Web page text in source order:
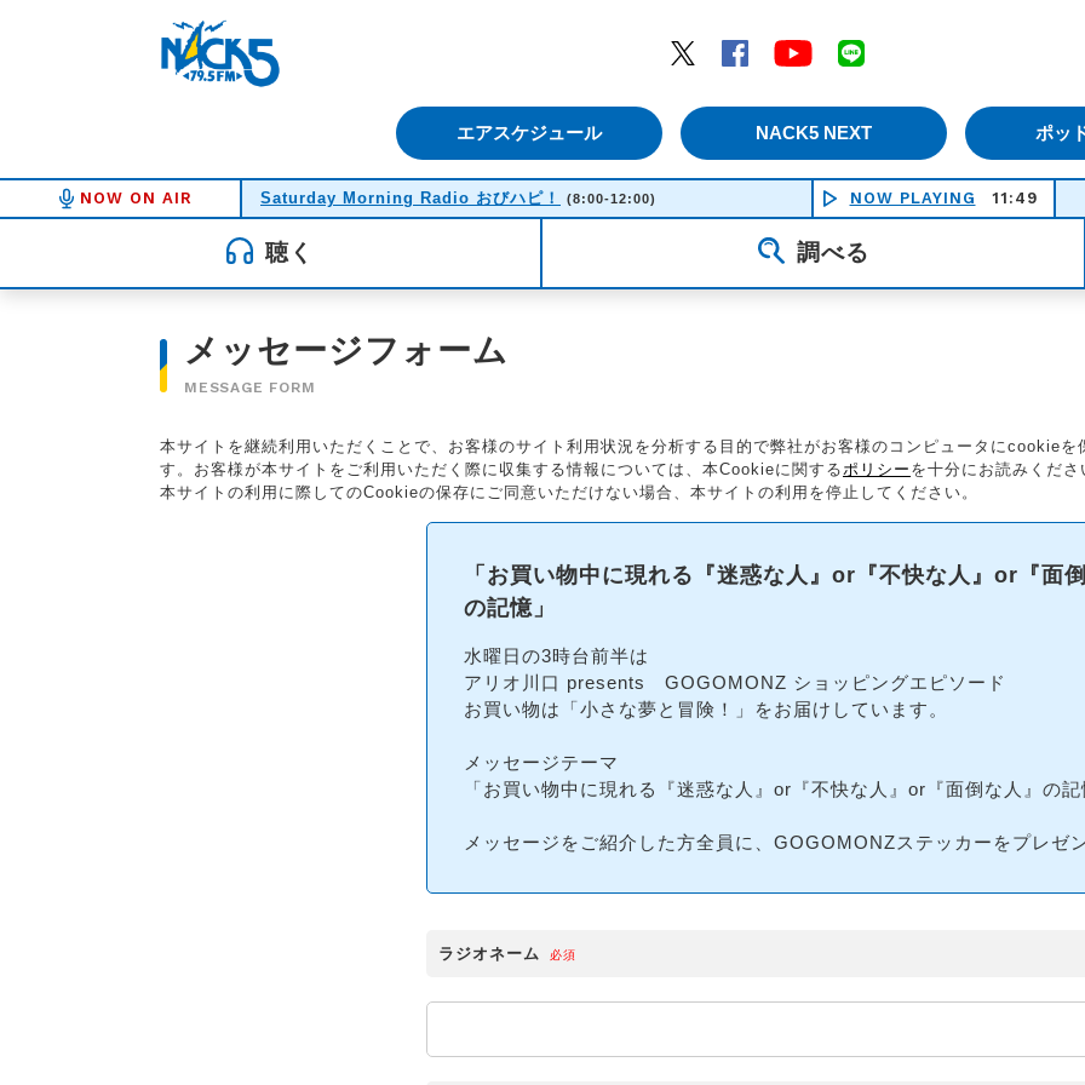
Twitter
Facebook YouTube
エアスケジュール NACK5 NEXT ポッ
NOW ON AIR Saturday Morning Radio おびハピ！ (8:00-12:00) NOW PLAYING 11:49
聴く 調べる
メッセージフォーム
MESSAGE FORM
本サイトを継続利用いただくことで、お客様のサイト利用状況を分析する目的で弊社がお客様のコンピュータにcookieを
す。お客様が本サイトをご利用いただく際に収集する情報については、本Cookieに関するポリシー を十分にお読みくださ
本サイトの利用に際してのCookieの保存にご同意いただけない場合、本サイトの利用を停止してください。
「お買い物中に現れる『迷惑な人』or『不快な人』or『面倒
の記憶」
水曜日の3時台前半は
アリオ川口 presents GOGOMONZ ショッピングエピソード
お買い物は「小さな夢と冒険！」をお届けしています。
メッセージテーマ
「お買い物中に現れる『迷惑な人』or『不快な人』or『面倒な人』の記
メッセージをご紹介した方全員に、GOGOMONZステッカーをプレゼ
ラジオネーム 必須